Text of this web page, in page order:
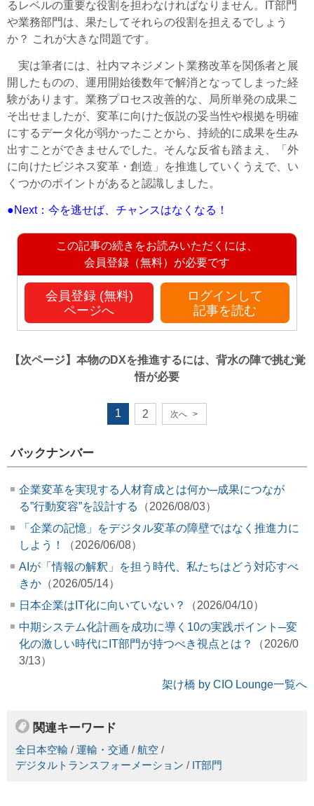
るレベルの重要な役割を担わなければなりません。IT部門
や業務部門は、果たしてそれらの役割を担えるでしょう
か？ これが大きな問題です。
実は筆者には、社内マネジメント業務改革を関係者と展
開したものの、運用開始後数年で解消となってしまった経
験があります。業務プロセス改善的な、局所単発の成果こ
そ出せましたが、変革に向けた仮説の妥当性や根拠を明確
にするデータ化が弱かったことから、持続的に成果を生み
出すことができませんでした。そんな反省も踏まえ、「外
に向けたビジネス変革・創造」を推進していくうえで、い
くつかのポイントがあると認識しました。
●Next：今を逃せば、チャンスはなくなる！
この記事の続きをお読みいただくには、
会員登録（無料）が必要です
会員登録 (無料)
ページへ
ログインして
記事を読む
【次ページ】 本物のDXを推進するには、背水の陣で挑む覚
悟が必要
1 2 次へ >
バックナンバー
企業変革を実現する人材育成とは何か─成果につなが
る”行動変容”を設計する
（2026/08/03）
「企業の記憶」をデジタル変革の障壁ではなく推進力に
しよう！
（2026/06/08）
AIが「情報の解釈」を担う時代、私たちはどう対応すべ
きか （2026/05/14）
日本企業はIT化に向いていない？
（2026/04/10）
中期システム化計画を成功に導く10の実践ポイント─変
化の激しい時代にIT部門が持つべき視点とは？
（2026/0
3/13）
架け橋 by CIO Lounge一覧へ
関連キーワード
全日本空輸 / 運輸・交通 / 航空 /
デジタルトランスフォーメーション / IT部門